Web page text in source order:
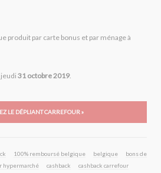
produit par carte bonus et par ménage à
31 octobre 2019.
LE DÉPLIANT CARREFOUR »
100% remboursé belgique belgique
bons de
hypermarché cashback
cashback carrefour